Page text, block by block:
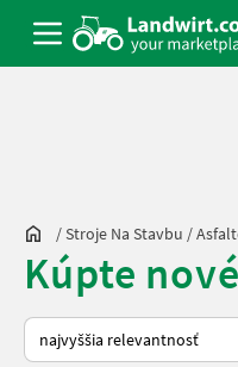
/Stroje Na Stavbu /
Kúpte
Takto sa vykonáva